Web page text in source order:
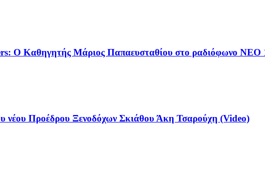
Ο Καθηγητής Μάριος Παπαευσταθίου στο ραδιόφωνο NEO
Προέδρου Ξενοδόχων Σκιάθου Άκη Τσαρούχη (Video)